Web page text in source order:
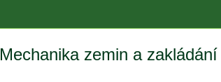
Mechanika zemin a